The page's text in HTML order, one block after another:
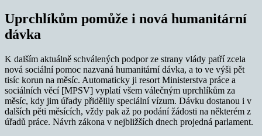
Uprchlíkům pomůže i nová humanitární
dávka
K dalším aktuálně schválených podpor ze strany vlády patří zcela
nová sociální pomoc nazvaná humanitární dávka, a to ve výši pět
tisíc korun na měsíc. Automaticky ji resort Ministerstva práce a
sociálních věcí [MPSV] vyplatí všem válečným uprchlíkům za
měsíc, kdy jim úřady přidělily speciální vízum. Dávku dostanou i v
dalších pěti měsících, vždy pak až po podání žádosti na některém z
úřadů práce. Návrh zákona v nejbližších dnech projedná parlament.